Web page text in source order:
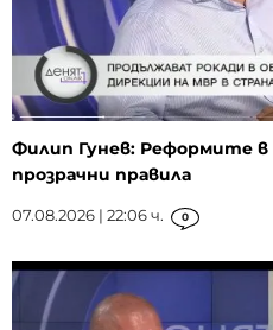
Филип Гунев: Реформите
прозрачни правила
07.08.2026 | 22:06 ч. 0